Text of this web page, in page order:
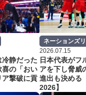
冷静だった
喜の「おい
ア撃破に貢
ネーションズ
2026.07.15
日本代表がフ
アを下し脅威
進出も決め
2026】